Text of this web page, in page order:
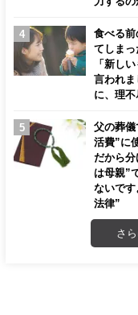
食べる前
てしまっ
「新し
言われま
に、理不
父の葬儀
活費”に
だから
は母親”
ないで
法律”
さ